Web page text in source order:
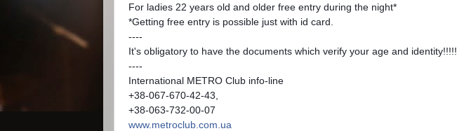
For ladies 22 years old and older free entry during the night*
*Getting free entry is possible just with id card.
----
It's obligatory to have the documents which verify your age and identity!!!!!
----
International METRO Club info-line
+38-067-670-42-43,
+38-063-732-00-07
www.metroclub.com.ua